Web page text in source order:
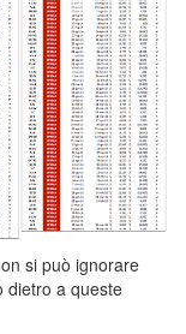
si può ignorare
dietro a queste